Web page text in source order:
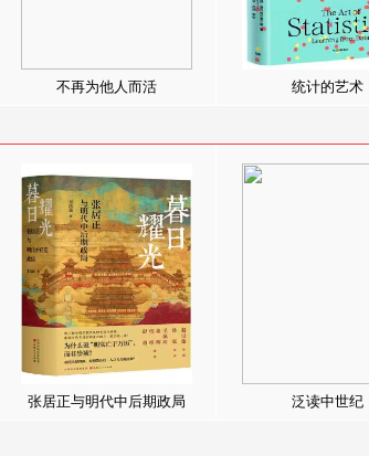
不再为他人而活 统计的艺术
张居正与明代中后期政局 泛读中世纪